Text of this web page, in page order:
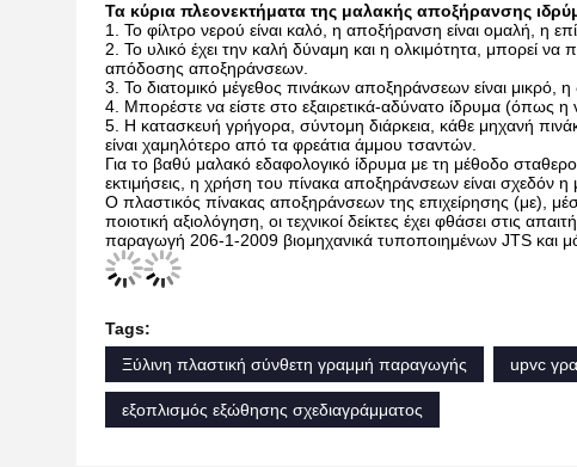
Τα κύρια πλεονεκτήματα της μαλακής αποξήρανσης
1. Το φίλτρο νερού είναι καλό, η αποξήρανση είναι ομαλή, η
2. Το υλικό έχει την καλή δύναμη και η ολκιμότητα, μπορεί
απόδοσης αποξηράνσεων.
3. Το διατομικό μέγεθος πινάκων αποξηράνσεων είναι μικρό, η
4. Μπορέστε να είστε στο εξαιρετικά-αδύνατο ίδρυμα (όπως
5. Η κατασκευή γρήγορα, σύντομη διάρκεια, κάθε μηχανή
είναι χαμηλότερο από τα φρεάτια άμμου τσαντών.
Για το βαθύ μαλακό εδαφολογικό ίδρυμα με τη μέθοδο
εκτιμήσεις, η χρήση του πίνακα αποξηράνσεων είναι σχεδόν η
Ο πλαστικός πίνακας αποξηράνσεων της επιχείρησης (με),
ποιοτική αξιολόγηση, οι τεχνικοί δείκτες έχει φθάσει στις
παραγωγή 206-1-2009 βιομηχανικά τυποποιημένων JTS και
Tags:
Ξύλινη πλαστική σύνθετη γραμμή παραγωγής
upvc
εξοπλισμός εξώθησης σχεδιαγράμματος